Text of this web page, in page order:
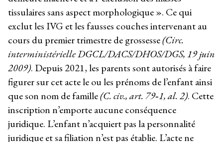
tissulaires sans aspect morphologique ». Ce qui
exclut les IVG et les fausses couches intervenant au
cours du premier trimestre de grossesse(Circ.
interministérielle DGCL/DACS/DHOS/DGS, 19 juin
2009). Depuis 2021, les parents sont autorisés à faire
figurer sur cet acte le ou les prénoms de l’enfant ainsi
que son nom de famille(C. civ., art. 79‑1, al. 2). Cette
inscription n’emporte aucune conséquence
juridique. L’enfant n’acquiert pas la personnalité
juridique et sa filiation n’est pas établie. L’acte ne